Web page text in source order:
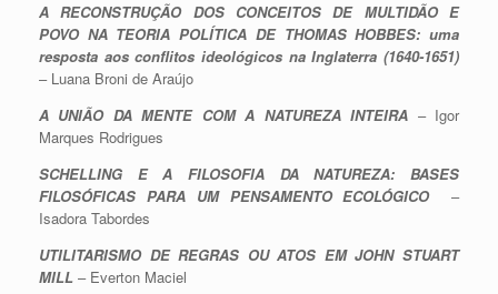
A RECONSTRUÇÃO DOS CONCEITOS DE MULTIDÃO E
POVO NA TEORIA POLÍTICA DE THOMAS HOBBES: uma
resposta aos conflitos ideológicos na Inglaterra (1640-1651)
– Luana Broni de Araújo
A UNIÃO DA MENTE COM A NATUREZA INTEIRA – Igor
Marques Rodrigues
SCHELLING E A FILOSOFIA DA NATUREZA: BASES
FILOSÓFICAS PARA UM PENSAMENTO ECOLÓGICO–
Isadora Tabordes
UTILITARISMO DE REGRAS OU ATOS EM JOHN STUART
MILL – Everton Maciel